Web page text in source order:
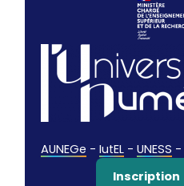
AUNEGe - IutEL - UNESS -
Inscription